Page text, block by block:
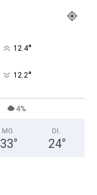
12.4°
12.2°
4%
MO.
33°
DI.
24°